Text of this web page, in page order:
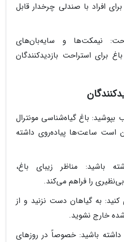
افراد با صندلی چرخدار قابل
نیمکت‌ها و سایه‌بان‌های
برای استراحت بازدیدکنندگان
باغ گیاه‌شناسی مونترال
ساعت‌ها پیاده‌روی داشته
باشید: مناظر زیبای باغ،
را فراهم می‌کند.
کنید: به گیاهان دست نزنید و از
خارج نشوید.
داشته باشید: خصوصاً در روزهای